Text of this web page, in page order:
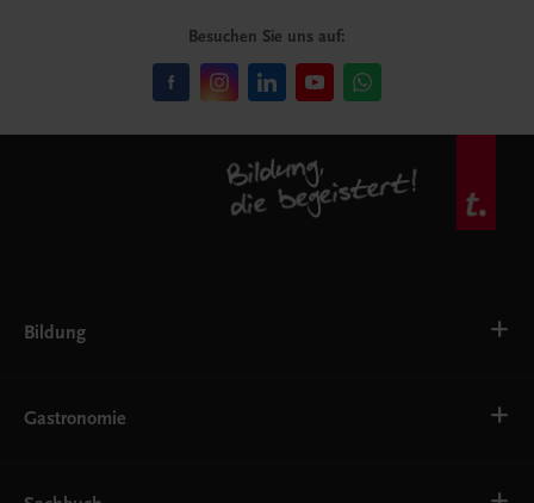
Besuchen Sie uns auf:
Bildung
AHS
EWF/ZWF
Gastronomie